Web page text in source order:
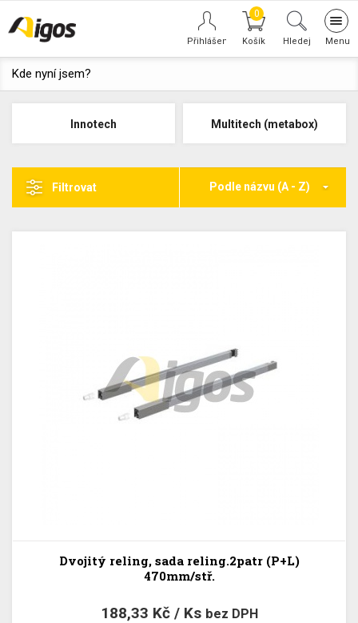
0
Hledej
Kde nyní jsem?
Innotech Multitech (metabox)
Filtrovat Podle názvu (A - Z)
Dvojitý reling, sada reling.2patr (P+L)
470mm/stř.
188,33 Kč / Ks bez DPH